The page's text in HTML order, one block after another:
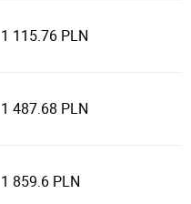
1 115.76 PLN
1 487.68 PLN
1 859.6 PLN